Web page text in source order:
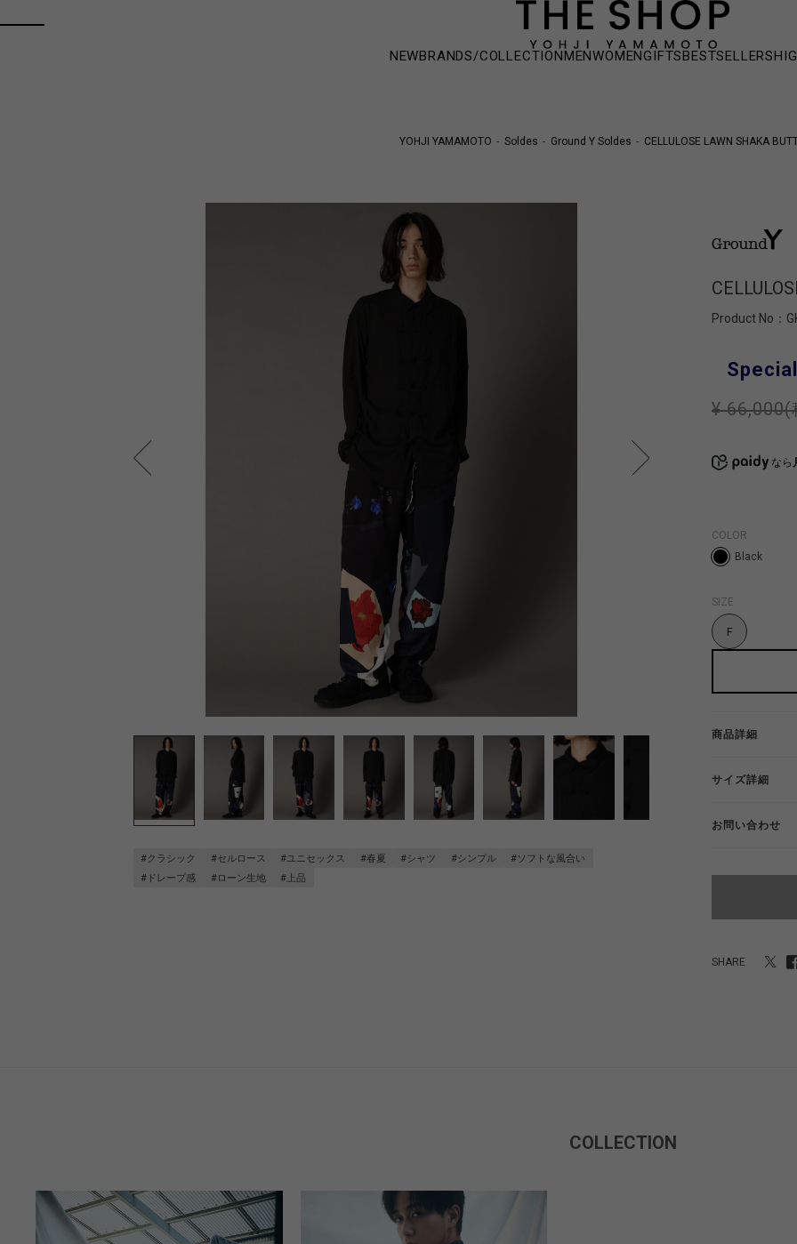
NEWBRANDS/COLLECTIONMENWOMENGIFTSBESTSELLERS
YOHJI YAMAMOTO Soldes Ground Y Soldes CELLULOSE LAWN SHAKA
#クラシック #セルロース #ユニセックス #春夏 #シャツ #シンプル
#ソフトな風合い
#ドレープ感
#ローン生地 #上品
Product No：
¥ 66,000(
なら
COLOR
Black
SIZE
F
商品詳細
サイズ詳細
お問い合わせ
SHARE
COLLECTION